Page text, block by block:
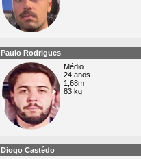
Paulo Rodrigues
Médio
24 anos
1,68m
83 kg
Diogo Castêdo